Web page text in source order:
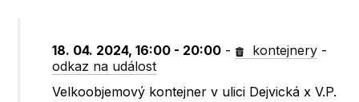
18. 04. 2024, 16:00 - 20:00 - kontejnery -
odkaz na událost
Velkoobjemový kontejner v ulici Dejvická x V.P.